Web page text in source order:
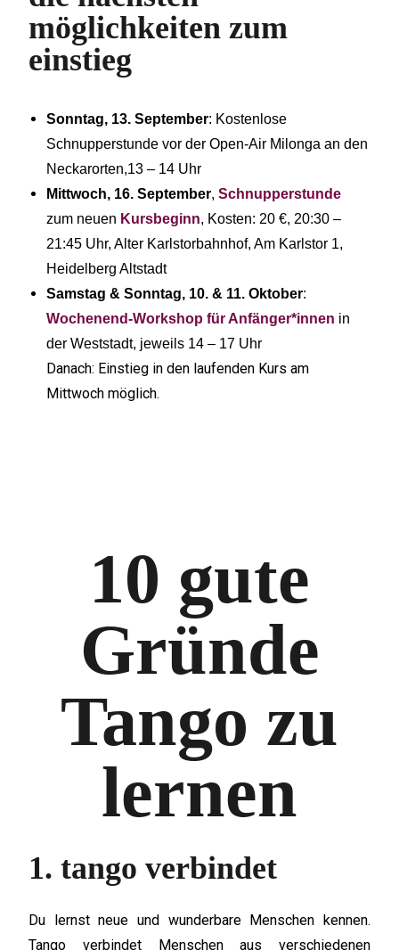
möglichkeiten zum
einstieg
Sonntag, 13. September: Kostenlose
Schnupperstunde vor der Open-Air Milonga an den
Neckarorten,13 – 14 Uhr
Mittwoch, 16. September,Schnupperstunde
zum neuen Kursbeginn, Kosten: 20 €, 20:30 –
21:45 Uhr, Alter Karlstorbahnhof, Am Karlstor 1,
Heidelberg Altstadt
Samstag & Sonntag, 10. & 11. Oktober:
Wochenend-Workshop für Anfänger*innen in
der Weststadt, jeweils 14 – 17 Uhr
Danach: Einstieg in den laufenden Kurs am
Mittwoch möglich.
10 gute
Gründe
Tango zu
lernen
1. tango verbindet
Du lernst neue und wunderbare Menschen kennen.
Tango verbindet Menschen aus verschiedenen